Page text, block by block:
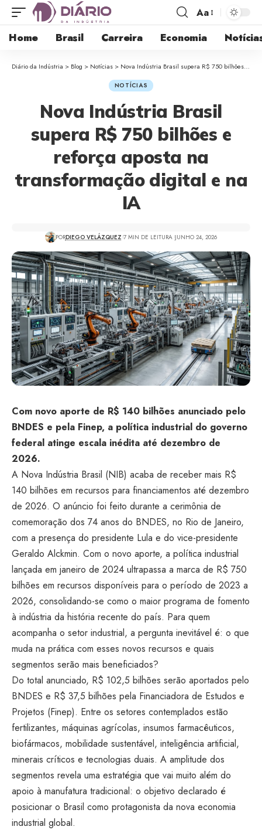
Aa
Home Brasil Carreira Economia
Diário da Indústria > Blog > Notícias > Nova Indústria Brasil supera R$ 750 bilhões e reforça aposta na transformação digital e na IA
NOTÍCIAS
Nova Indústria Brasil
supera R$ 750 bilhões e
reforça aposta na
transformação digital e na
IA
PORDIEGO VELÁZQUEZ 7 MIN DE LEITURA JUNHO 24, 2026
Com novo aporte de R$ 140 bilhões anunciado pelo
BNDES e pela Finep, a política industrial do governo
federal atinge escala inédita até dezembro de
2026.
A Nova Indústria Brasil (NIB) acaba de receber mais R$
140 bilhões em recursos para financiamentos até dezembro
de 2026. O anúncio foi feito durante a cerimônia de
comemoração dos 74 anos do BNDES, no Rio de Janeiro,
com a presença do presidente Lula e do vice-presidente
Geraldo Alckmin. Com o novo aporte, a política industrial
lançada em janeiro de 2024 ultrapassa a marca de R$ 750
bilhões em recursos disponíveis para o período de 2023 a
2026, consolidando-se como o maior programa de fomento
à indústria da história recente do país. Para quem
acompanha o setor industrial, a pergunta inevitável é: o que
muda na prática com esses novos recursos e quais
segmentos serão mais beneficiados?
Do total anunciado, R$ 102,5 bilhões serão aportados pelo
BNDES e R$ 37,5 bilhões pela Financiadora de Estudos e
Projetos (Finep). Entre os setores contemplados estão
fertilizantes, máquinas agrícolas, insumos farmacêuticos,
biofármacos, mobilidade sustentável, inteligência artificial,
minerais críticos e tecnologias duais. A amplitude dos
segmentos revela uma estratégia que vai muito além do
apoio à manufatura tradicional: o objetivo declarado é
posicionar o Brasil como protagonista da nova economia
industrial global.